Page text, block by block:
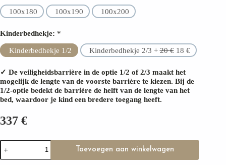
100x180 100x190 100x200
Kinderbedhekje: *
Kinderbedhekje 1/2 Kinderbedhekje 2/3 +20€ 18 €
✓ De veiligheidsbarrière in de optie 1/2 of 2/3 maakt het
mogelijk de lengte van de voorste barrière te kiezen. Bij de
1/2-optie bedekt de barrière de helft van de lengte van het
bed, waardoor je kind een bredere toegang heeft.
337 €
Kinderbed
PINO
aantal
Toevoegen aan winkelwagen